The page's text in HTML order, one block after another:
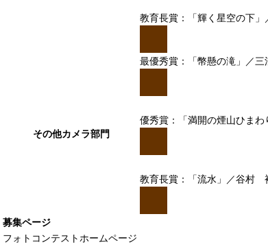
教育長賞：「輝く星空の下
その他カメラ部門
最優秀賞：「幣懸の滝」／
優秀賞：「満開の煙山ひま
教育長賞：「流水」／谷村
募集ページ
フォトコンテストホームページ